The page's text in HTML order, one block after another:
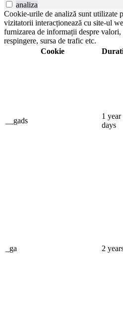
analiza
Cookie-urile de analiză sunt utilizate
vizitatorii interacționează cu site-ul
furnizarea de informații despre
respingere, sursa de trafic etc.
Cookie
__gads
1 year
days
_ga 2